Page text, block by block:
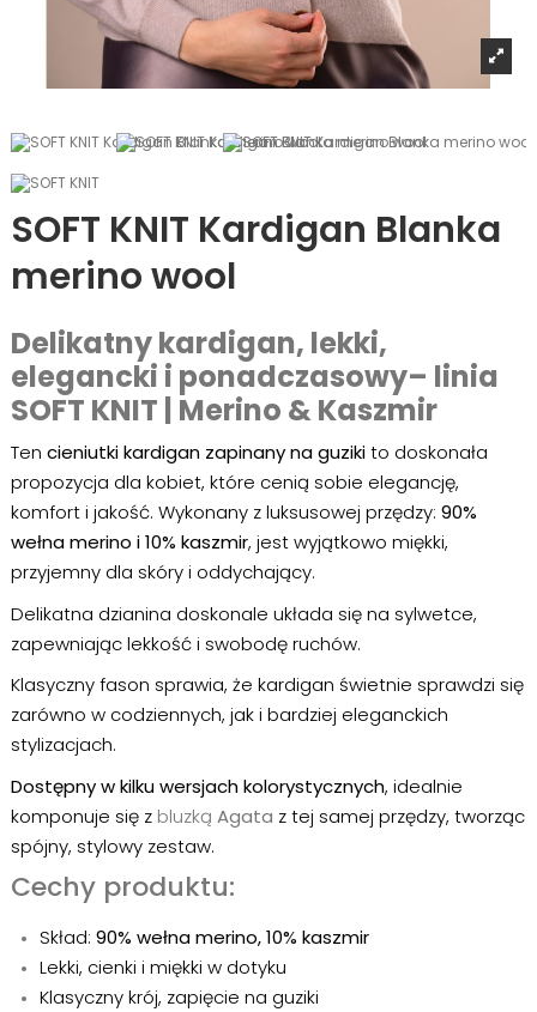
SOFT KNIT Kardigan Blanka
merino wool
Delikatny kardigan, lekki,
elegancki i ponadczasowy– linia
SOFT KNIT | Merino & Kaszmir
Ten cieniutki kardigan zapinany na guzikito doskonała
propozycja dla kobiet, które cenią sobie elegancję,
komfort i jakość. Wykonany z luksusowej przędzy: 90%
wełna merino i 10% kaszmir, jest wyjątkowo miękki,
przyjemny dla skóry i oddychający.
Delikatna dzianina doskonale układa się na sylwetce,
zapewniając lekkość i swobodę ruchów.
Klasyczny fason sprawia, że kardigan świetnie sprawdzi się
zarówno w codziennych, jak i bardziej eleganckich
stylizacjach.
Dostępny w kilku wersjach kolorystycznych, idealnie
komponuje się z bluzką Agata z tej samej przędzy, tworząc
spójny, stylowy zestaw.
Cechy produktu:
Skład: 90% wełna merino, 10% kaszmir
Lekki, cienki i miękki w dotyku
Klasyczny krój, zapięcie na guziki